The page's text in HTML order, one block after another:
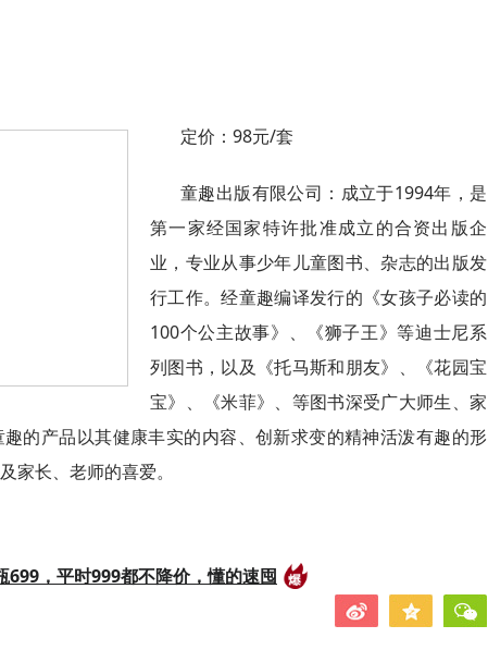
定价：98元/套
童趣出版有限公司：成立于1994年，是
第一家经国家特许批准成立的合资出版企
业，专业从事少年儿童图书、杂志的出版发
行工作。经童趣编译发行的《女孩子必读的
100个公主故事》、《狮子王》等迪士尼系
列图书，以及《托马斯和朋友》、《花园宝
宝》、《米菲》、等图书深受广大师生、家
的产品以其健康丰实的内容、创新求变的精神活泼有趣的形
家长、老师的喜爱。
699，平时999都不降价，懂的速囤